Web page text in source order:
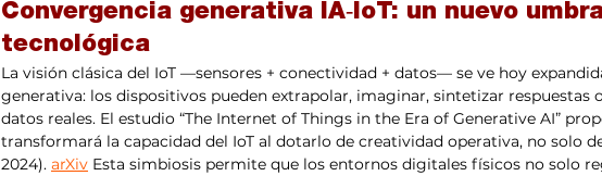
Convergencia generativa IA‑IoT: un nuevo
tecnológica
La visión clásica del IoT —sensores + conectividad + datos— se ve hoy
generativa: los dispositivos pueden extrapolar, imaginar, sintetizar respuestas
datos reales. El estudio “The Internet of Things in the Era of Generative AI”
transformará la capacidad del IoT al dotarlo de creatividad operativa, no solo
2024). arXiv Esta simbiosis permite que los entornos digitales físicos no solo